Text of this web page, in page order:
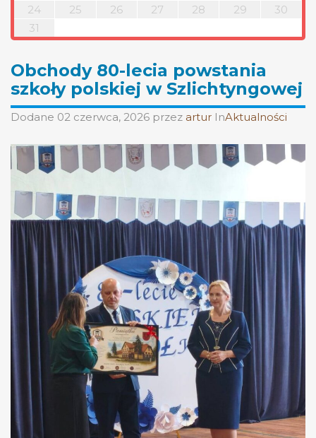
24
25 26 27 28 29
30
31
Obchody 80-lecia powstania
szkoły polskiej w Szlichtyngowej
Dodane 02 czerwca, 2026 przez artur InAktualności